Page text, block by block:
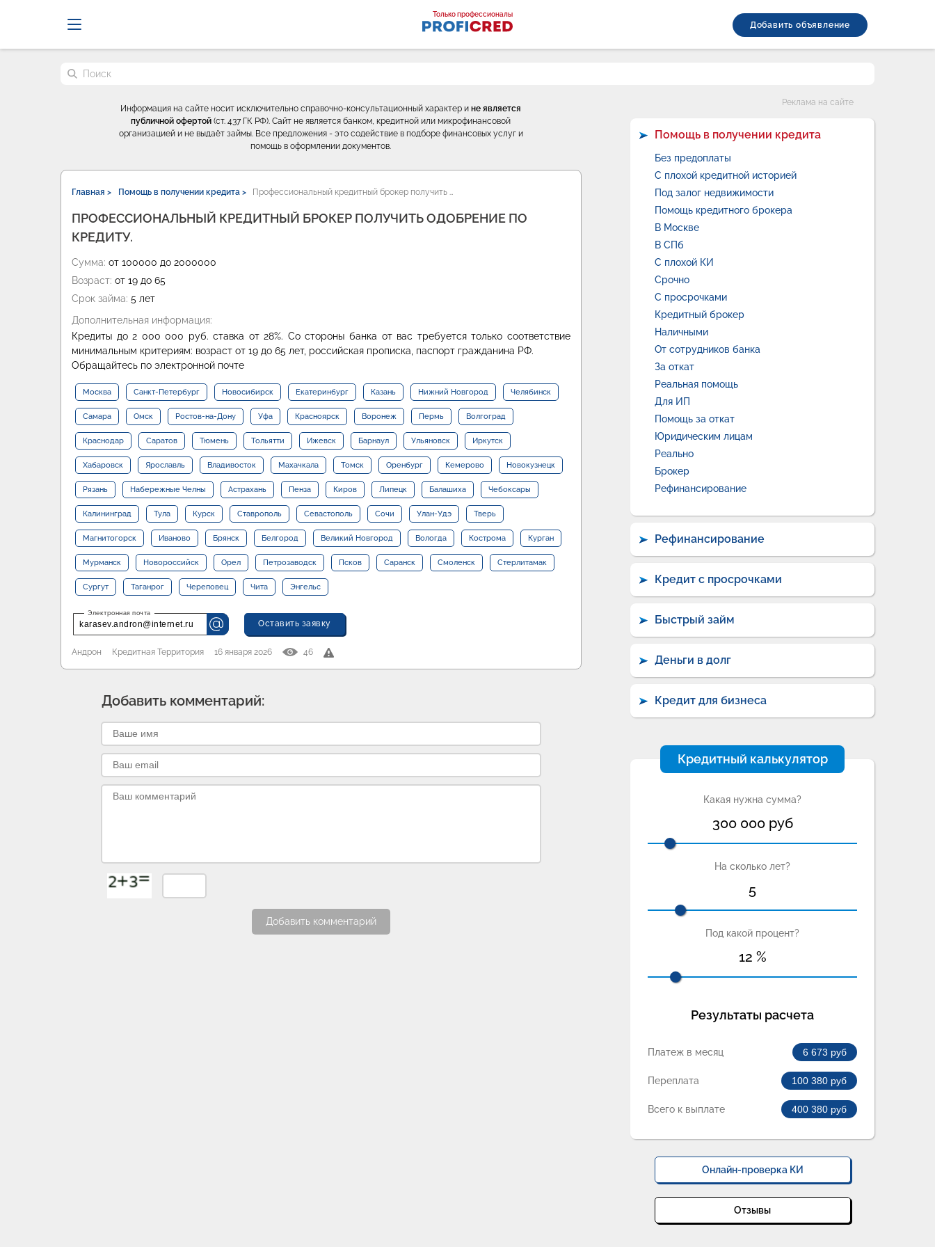
Только профессионалы
Добавить объявление
Поиск по сайту
Информация на сайте носит исключительно справочно-консультационный характер ине является
публичной офертой (ст. 437 ГК РФ). Сайт не является банком, кредитной или микрофинансовой
организацией и не выдаёт займы. Все предложения - это содействие в подборе финансовых услуг и
помощь в оформлении документов.
Главная > Помощь в получении кредита > Профессиональный кредитный брокер получить …
ПРОФЕССИОНАЛЬНЫЙ КРЕДИТНЫЙ БРОКЕР ПОЛУЧИТЬ ОДОБРЕНИЕ ПО
КРЕДИТУ.
Сумма: от 100000 до 2000000
Возраст: от 19 до 65
Срок займа: 5 лет
Дополнительная информация:
Кредиты до 2 000 000 руб. ставка от 28%. Со стороны банка от вас требуется только соответствие
минимальным критериям: возраст от 19 до 65 лет, российская прописка, паспорт гражданина РФ.
Обращайтесь по электронной почте
Москва Санкт-Петербург Новосибирск Екатеринбург Казань Нижний Новгород Челябинск
Самара Омск Ростов-на-Дону Уфа Красноярск Воронеж Пермь Волгоград
Краснодар Саратов Тюмень Тольятти Ижевск Барнаул Ульяновск Иркутск
Хабаровск Ярославль Владивосток Махачкала Томск Оренбург Кемерово Новокузнецк
Рязань Набережные Челны Астрахань Пенза Киров Липецк Балашиха Чебоксары
Калининград Тула Курск Ставрополь Севастополь Сочи Улан-Удэ Тверь
Магнитогорск Иваново Брянск Белгород Великий Новгород Вологда Кострома Курган
Мурманск Новороссийск Орел Петрозаводск Псков Саранск Смоленск Стерлитамак
Сургут Таганрог Череповец Чита Энгельс
karasev.andron@internet.ru Оставить заявку
Андрон Кредитная Территория 16 января 2026 46
Добавить комментарий:
Добавить комментарий
Реклама на сайте
Помощь в получении кредита
Без предоплаты
С плохой кредитной историей
Под залог недвижимости
Помощь кредитного брокера
В Москве
В СПб
С плохой КИ
Срочно
С просрочками
Кредитный брокер
Наличными
От сотрудников банка
За откат
Реальная помощь
Для ИП
Помощь за откат
Юридическим лицам
Реально
Брокер
Рефинансирование
Рефинансирование
Кредит с просрочками
Быстрый займ
Деньги в долг
Кредит для бизнеса
Кредитный калькулятор
Какая нужна сумма?
300 000руб
На сколько лет?
5
Под какой процент?
12 %
Результаты расчета
Платеж в месяц 6 673 руб
Переплата 100 380 руб
Всего к выплате 400 380 руб
Онлайн-проверка КИ
Отзывы